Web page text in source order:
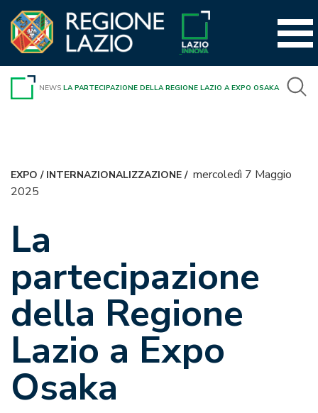
contenuto
NEWS LA PARTECIPAZIONE DELLA REGIONE LAZIO A EXPO OSAKA
EXPO / INTERNAZIONALIZZAZIONE/ mercoledì 7 Maggio
2025
La
partecipazione
della Regione
Lazio a Expo
Osaka